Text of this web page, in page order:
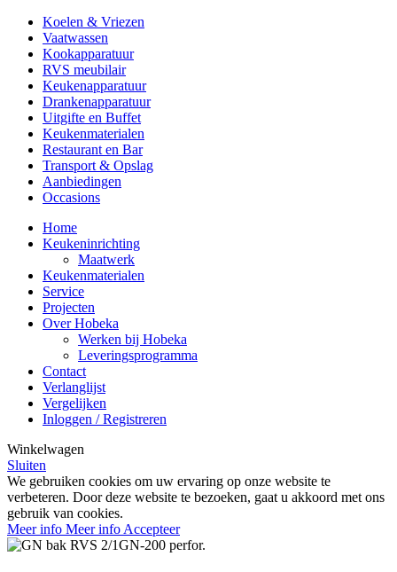
Koelen & Vriezen
Vaatwassen
Kookapparatuur
RVS meubilair
Keukenapparatuur
Drankenapparatuur
Uitgifte en Buffet
Keukenmaterialen
Restaurant en Bar
Transport & Opslag
Aanbiedingen
Occasions
Home
Keukeninrichting
Maatwerk
Keukenmaterialen
Service
Projecten
Over Hobeka
Werken bij Hobeka
Leveringsprogramma
Contact
Verlanglijst
Vergelijken
Inloggen / Registreren
Winkelwagen
Sluiten
We gebruiken cookies om uw ervaring op onze website te
verbeteren. Door deze website te bezoeken, gaat u akkoord met ons
gebruik van cookies.
Meer info Meer info Accepteer